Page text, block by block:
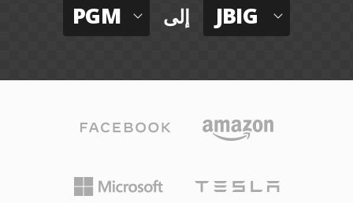
PGM إلى JBIG